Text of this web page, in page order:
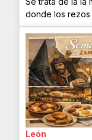
donde los rezos
León